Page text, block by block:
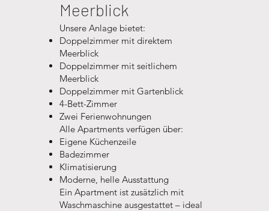
Meerblick
Unsere Anlage bietet:
Doppelzimmer mit direktem
Meerblick
Doppelzimmer mit seitlichem
Meerblick
Doppelzimmer mit Gartenblick
4-Bett-Zimmer
Zwei Ferienwohnungen
Alle Apartments verfügen über:
Eigene Küchenzeile
Badezimmer
Klimatisierung
Moderne, helle Ausstattung
Ein Apartment ist zusätzlich mit
Waschmaschine ausgestattet – ideal